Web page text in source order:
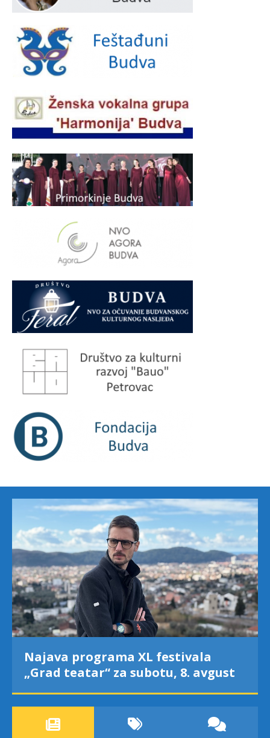
XL festivala
za subotu, 8. avgust
Trg pjesnika
Pantića: